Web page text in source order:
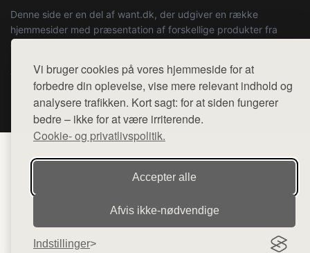
Vi bruger cookies på vores hjemmeside for at
forbedre din oplevelse, vise mere relevant indhold og
analysere trafikken. Kort sagt: for at siden fungerer
bedre – ikke for at være irriterende.
Cookie- og privatlivspolitik.
Accepter alle
Afvis ikke‑nødvendige
Indstillinger
Denne side er en del af want.dk, der udgiver en række
hjemmesider med præsentation af forskellige produkter fra
diverse webshops. Der sælges ikke varer fra denne side - vi
varerne på lager.
© 2026 copenhagenartrun.dk. Alle rettigheder forbeholdes.